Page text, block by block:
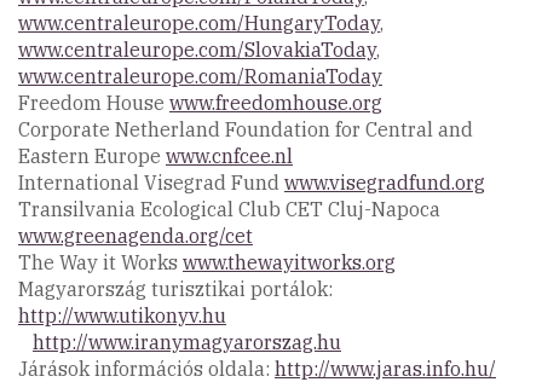
www.centraleurope.com/HungaryToday,
www.centraleurope.com/SlovakiaToday,
www.centraleurope.com/RomaniaToday
Freedom House www.freedomhouse.org
Corporate Netherland Foundation for Central and
Eastern Europe www.cnfcee.nl
International Visegrad Fund www.visegradfund.org
Transilvania Ecological Club CET Cluj-Napoca
www.greenagenda.org/cet
The Way it Works www.thewayitworks.org
Magyarország turisztikai portálok:
http://www.utikonyv.hu
http://www.iranymagyarorszag.hu
Járások információs oldala: http://www.jaras.info.hu/